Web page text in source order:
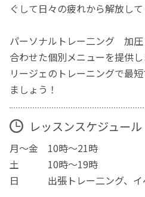
ぐして日々の疲れから解放して
パーソナルトレー二ング 加
合わせた個別メニューを提供し
リージェのトレーニングで最
ましょう！
レッスンスケジュール
月～金 10時～21時
土 10時～19時
日 出張トレー二ング、イ